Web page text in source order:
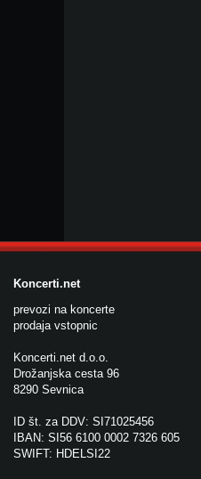
Koncerti.net
prevozi na koncerte
prodaja vstopnic
Koncerti.net d.o.o.
Drožanjska cesta 96
8290 Sevnica
ID št. za DDV: SI71025456
IBAN: SI56 6100 0002 7326 605
SWIFT: HDELSI22